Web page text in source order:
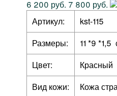
6 200 руб. 7 800 руб.
Артикул:
kst-115
Размеры:
11 *9 *1,5
Цвет:
Красный
Вид кожи:
Кожа